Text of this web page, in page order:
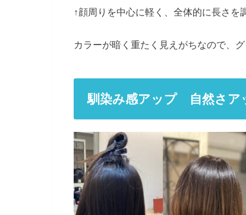
↑顔周りを中心に軽く、全体的に長さを
カラーが暗く重たく見えがちなので、
馴染み感アップ 自然さア